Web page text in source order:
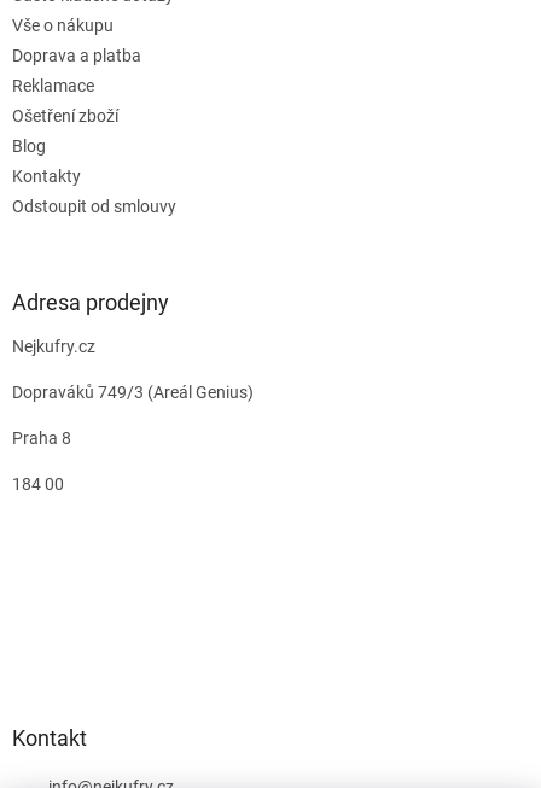
Vše o nákupu
Doprava a platba
Reklamace
Ošetření zboží
Blog
Kontakty
Odstoupit od smlouvy
Adresa prodejny
Nejkufry.cz
Dopraváků 749/3 (Areál Genius)
Praha 8
184 00
Kontakt